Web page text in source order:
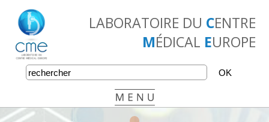
LABORATOIRE DU CENTRE
MÉDICAL EUROPE